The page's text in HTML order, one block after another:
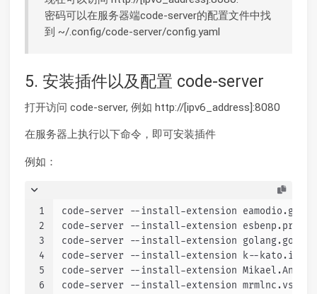
密码可以在服务器端code-server的配置文件中找
到 ~/.config/code-server/config.yaml
5. 安装插件以及配置 code-server
打开访问 code-server, 例如 http://[ipv6_address]:8080
在服务器上执行以下命令，即可安装插件
例如：
1
2
3
4
5
6
code-server --install-extension
code-server --install-extension
code-server --install-extension golang.go
code-server --install-extension k--
code-server --install-extension
code-server --install-extension